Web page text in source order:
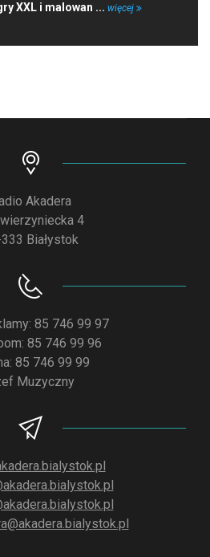
XXL i malowan ... więcej
Akadera
4
Białystok
85 746 99 97
85 746 99 96
85 746 99 99
Muzyczny